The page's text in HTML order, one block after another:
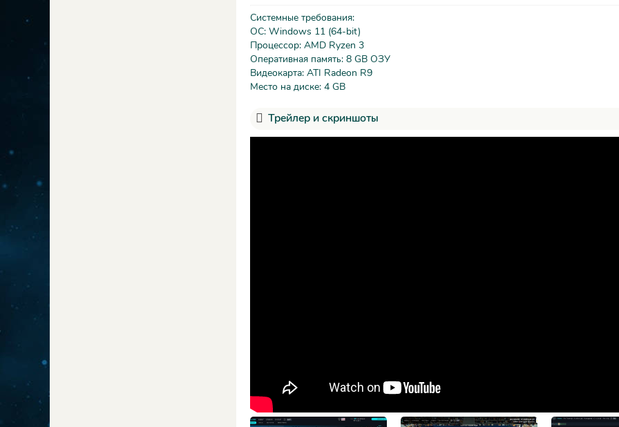
Системные требования:
ОС: Windows 11 (64-bit)
Процессор: AMD Ryzen 3
Оперативная память: 8 GB ОЗУ
Видеокарта: ATI Radeon R9
Место на диске: 4 GB
Трейлер и скриншоты